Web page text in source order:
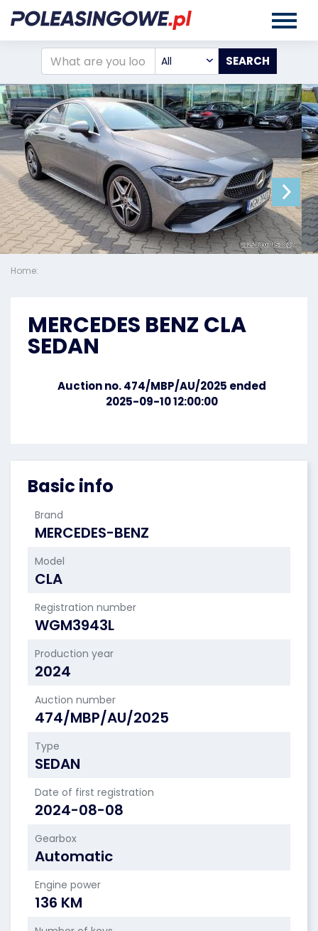
All
Home:
Basic info
Brand
MERCEDES-BENZ
Model
CLA
Registration number
WGM3943L
Production year
2024
Auction number
474/MBP/AU/2025
Type
SEDAN
Date of first registration
2024-08-08
Gearbox
Automatic
Engine power
136 KM
MERCEDES BENZ CLA
SEDAN
Auction no. 474/MBP/AU/2025 ended
2025-09-10 12:00:00